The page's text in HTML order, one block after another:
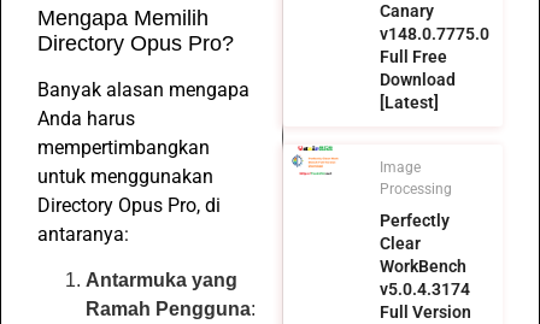
Mengapa Memilih
Directory Opus Pro?
Banyak alasan mengapa
Anda harus
mempertimbangkan
untuk menggunakan
Directory Opus Pro, di
antaranya:
Antarmuka yang
Ramah Pengguna:
Canary
v148.0.7775.0
Full Free
Download
[Latest]
Image
Processing
Perfectly
Clear
WorkBench
v5.0.4.3174
Full Version